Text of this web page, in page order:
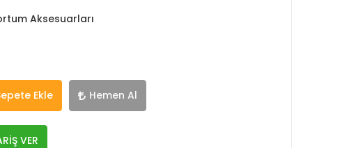
Aksesuarları
Ekle Hemen Al
VER